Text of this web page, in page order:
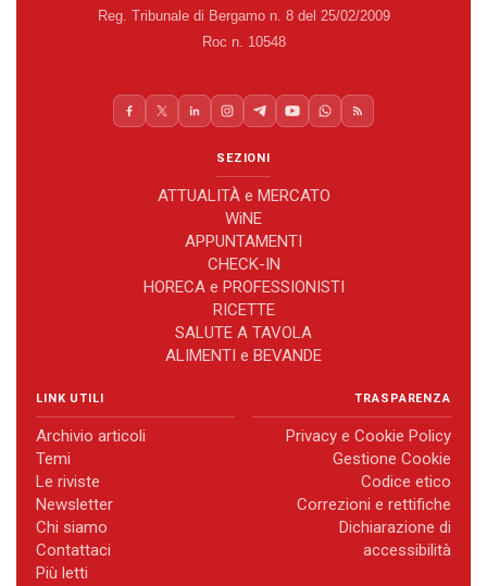
Reg. Tribunale di Bergamo n. 8 del 25/02/2009
Roc n. 10548
SEZIONI
ATTUALITÀ e MERCATO
WiNE
APPUNTAMENTI
CHECK-IN
HORECA e PROFESSIONISTI
RICETTE
SALUTE A TAVOLA
ALIMENTI e BEVANDE
LINK UTILI
Archivio articoli
Temi
Le riviste
Newsletter
Chi siamo
Contattaci
Più letti
TRASPARENZA
Privacy e Cookie Policy
Gestione Cookie
Codice etico
Correzioni e rettifiche
Dichiarazione di
accessibilità